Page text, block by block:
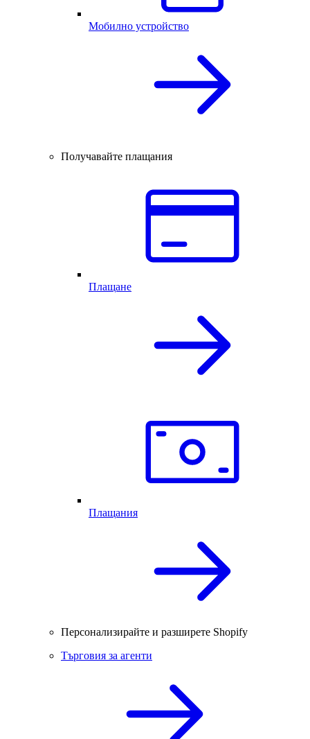
Мобилно устройство
Получавайте плащания
Плащане
Плащания
Персонализирайте и разширете Shopify
Търговия за агенти